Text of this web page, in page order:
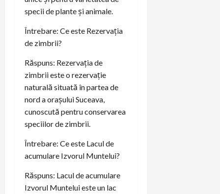
specii de plante și animale.
Întrebare: Ce este Rezervația
de zimbrii?
Răspuns: Rezervația de
zimbrii este o rezervație
naturală situată în partea de
nord a orașului Suceava,
cunoscută pentru conservarea
speciilor de zimbrii.
Întrebare: Ce este Lacul de
acumulare Izvorul Muntelui?
Răspuns: Lacul de acumulare
Izvorul Muntelui este un lac